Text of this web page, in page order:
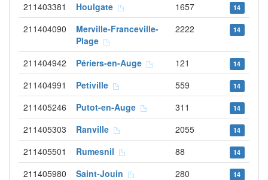
211403381 Houlgate 1657 14
211404090
Merville-Franceville-
Plage
2222 14
211404942 Périers-en-Auge 121 14
211404991 Petiville 559 14
211405246 Putot-en-Auge 311 14
211405303 Ranville 2055 14
211405501 Rumesnil 88 14
211405980 Saint-Jouin 280 14